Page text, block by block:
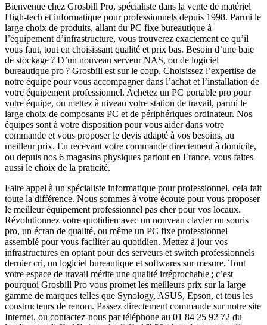
Bienvenue chez Grosbill Pro, spécialiste dans la vente de matériel
High-tech et informatique pour professionnels depuis 1998. Parmi le
large choix de produits, allant du PC fixe bureautique à
l’équipement d’infrastructure, vous trouverez exactement ce qu’il
vous faut, tout en choisissant qualité et prix bas. Besoin d’une baie
de stockage ? D’un nouveau serveur NAS, ou de logiciel
bureautique pro ? Grosbill est sur le coup. Choisissez l’expertise de
notre équipe pour vous accompagner dans l’achat et l’installation de
votre équipement professionnel. Achetez un PC portable pro pour
votre équipe, ou mettez à niveau votre station de travail, parmi le
large choix de composants PC et de périphériques ordinateur. Nos
équipes sont à votre disposition pour vous aider dans votre
commande et vous proposer le devis adapté à vos besoins, au
meilleur prix. En recevant votre commande directement à domicile,
ou depuis nos 6 magasins physiques partout en France, vous faites
aussi le choix de la praticité.
Faire appel à un spécialiste informatique pour professionnel, cela fait
toute la différence. Nous sommes à votre écoute pour vous proposer
le meilleur équipement professionnel pas cher pour vos locaux.
Révolutionnez votre quotidien avec un nouveau clavier ou souris
pro, un écran de qualité, ou même un PC fixe professionnel
assemblé pour vous faciliter au quotidien. Mettez à jour vos
infrastructures en optant pour des serveurs et switch professionnels
dernier cri, un logiciel bureautique et softwares sur mesure. Tout
votre espace de travail mérite une qualité irréprochable ; c’est
pourquoi Grosbill Pro vous promet les meilleurs prix sur la large
gamme de marques telles que Synology, ASUS, Epson, et tous les
constructeurs de renom. Passez directement commande sur notre site
Internet, ou contactez-nous par téléphone au 01 84 25 92 72 du